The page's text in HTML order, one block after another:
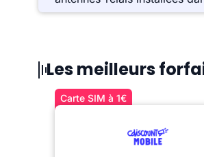
Les meilleurs
Carte SIM à 1€